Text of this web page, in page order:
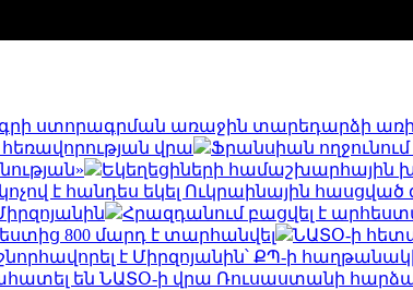
ստորագրման առաջին տարեդարձի
վրա
Ֆրանսիան
Եկեղեցիների համաշխարհային
կոչով է հանդես եկել Ուկրաինային
Հրազդանում բացվել է
800 մարդ է տարհանվել
ՆԱՏՕ-ի
է Միրզոյանին՝ ՔՊ-ի
են ՆԱՏՕ-ի վրա Ռուսաստանի